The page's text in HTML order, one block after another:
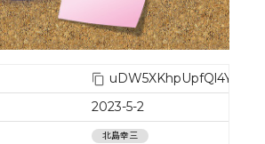
2023-5-2
北島幸三